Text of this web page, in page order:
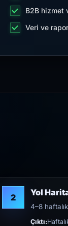
B2B hizmet
Veri ve
2 Yol
4–8
Çıktı: